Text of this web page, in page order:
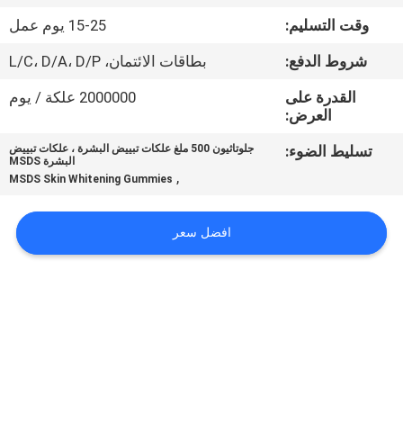
ضبط
الجودة
أخبار
جميع
وقت التسليم:
15-25 يوم عمل
شروط الدفع:
بطاقات الائتمان، L/C، D/A، D/P
القدرة على
العرض:
2000000 علكة / يوم
تسليط الضوء:
جلوتاثيون 500 ملغ علكات تبييض البشرة ، علكات تبييض
البشرة MSDS
,
MSDS Skin Whitening Gummies
افضل سعر